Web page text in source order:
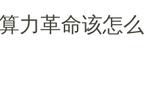
力革命该怎么